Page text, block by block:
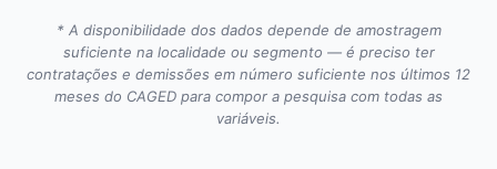
* A disponibilidade dos dados depende de amostragem
suficiente na localidade ou segmento — é preciso ter
contratações e demissões em número suficiente nos últimos 12
meses do CAGED para compor a pesquisa com todas as
variáveis.